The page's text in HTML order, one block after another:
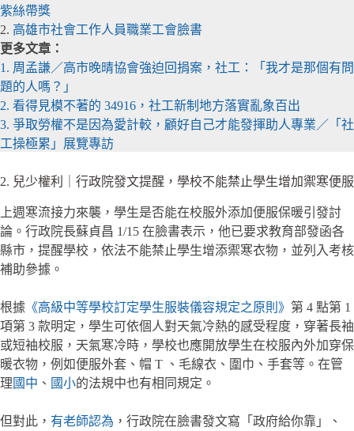
紫絲帶獎
2. 高雄市社會工作人員職業工會臉書
更多文章：
1. 周孟謙／高市晚晴協會強迫回捐案，社工：「我才是那個有問
題的人嗎？」
2. 看得見模不著的 34916，社工新制地方落實亂象百出
3. 爭取勞權不是因為愛計較，顧好自己才能發揮助人專業／「社
工操極累」展覽專訪
2. 兒少權利｜行政院發文提醒，學校不能禁止學生增加禦寒便服
上週寒流接力來襲，學生是否能在校服外添加便服保暖引發討
論。行政院長蘇貞昌 1/15 在臉書表示，他已要求教育部發函各
縣市，提醒學校，依法不能禁止學生增添禦寒衣物，並列入考核
補助參據。
根據 《高級中等學校訂定學生服裝儀容規定之原則》 第 4 點第 1
項第 3 款明定，學生可依個人對天氣冷熱的感受程度，穿著長袖
或短袖校服，天氣寒冷時，學校也應開放學生在校服內外加穿保
暖衣物，例如便服外套、帽 T 、毛線衣、圍巾、手套等。在管
理 國中 、 國小的法規中也有相同規定。
但對此， 有老師認為 ，行政院在臉書發文寫「政府給你靠」、